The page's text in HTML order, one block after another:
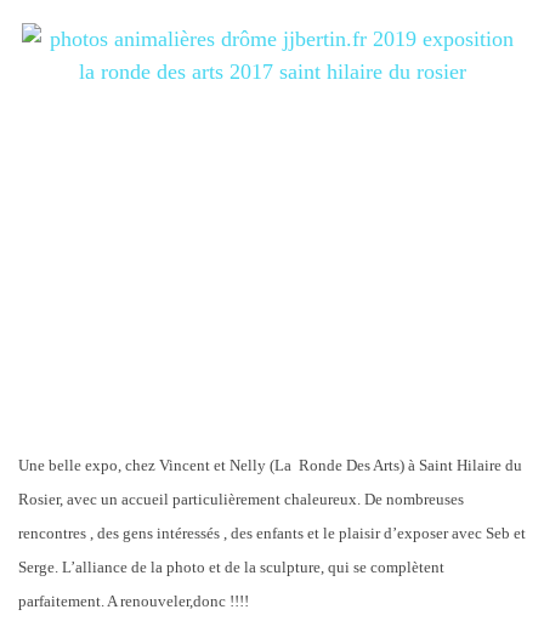
Une belle expo, chez Vincent et Nelly (La Ronde Des Arts) à Saint Hilaire du
Rosier, avec un accueil particulièrement chaleureux. De nombreuses
rencontres , des gens intéressés , des enfants et le plaisir d’exposer avec Seb et
Serge. L’alliance de la photo et de la sculpture, qui se complètent
parfaitement. A renouveler,donc !!!!